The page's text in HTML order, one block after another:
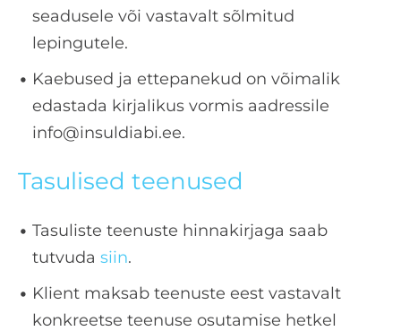
seadusele või vastavalt sõlmitud
lepingutele.
Kaebused ja ettepanekud on võimalik
edastada kirjalikus vormis aadressile
info@insuldiabi.ee.
Tasulised teenused
Tasuliste teenuste hinnakirjaga saab
tutvuda siin.
Klient maksab teenuste eest vastavalt
konkreetse teenuse osutamise hetkel